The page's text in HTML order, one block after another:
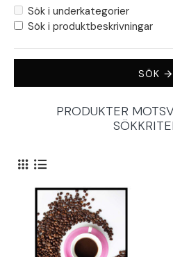
Sök i underkategorier
Sök i produktbeskrivningar
SÖK
PRODUKTER